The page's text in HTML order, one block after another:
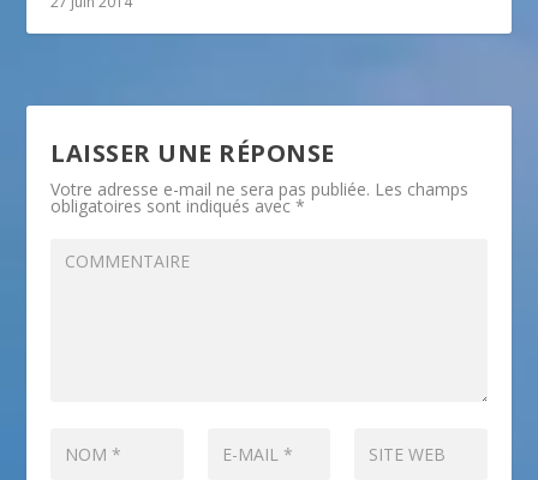
LAISSER UNE RÉPONSE
Votre adresse e-mail ne sera pas publiée. Les champs
obligatoires sont indiqués avec*